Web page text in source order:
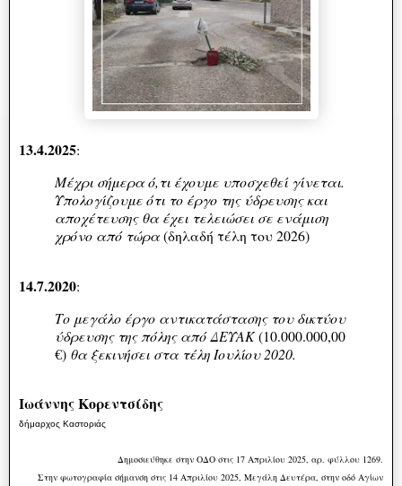
13.4.2025:
Μέχρι σήμερα ό,τι έχουμε υποσχεθεί γίνεται.
Υπολογίζουμε ότι το έργο της ύδρευσης και
αποχέτευσης θα έχει τελειώσει σε ενάμιση
χρόνο από τώρα(δηλαδή τέλη του 2026)
14.7.2020:
Το μεγάλο έργο αντικατάστασης του δικτύου
ύδρευσης της πόλης από ΔΕΥΑΚ(10.000.000,00
€) θα ξεκινήσει στα τέλη Ιουλίου 2020.
Ιωάννης Κορεντσίδης
δήμαρχος Καστοριάς
Δημοσιεύθηκε στην ΟΔΟ στις 17 Απριλίου 2025, αρ. φύλλου 1269.
Στην φωτογραφία σήμανση στις 14 Απριλίου 2025, Μεγάλη Δευτέρα, στην οδό Αγίων